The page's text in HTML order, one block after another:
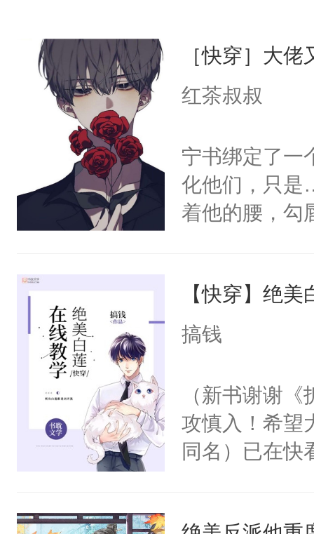
［快穿］大
红茶叔叔
宁书绑定了一
化他们，只是
着他的腰，勾
来，给老公
用力——为你
【快穿】绝
搞钱
（新书谢谢
攻慎入！希望
同名）已在快